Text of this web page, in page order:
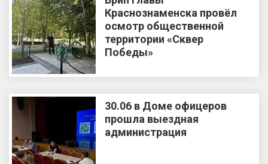
Краснознаменска провёл
осмотр общественной
территории «Сквер
Победы»
30.06 в Доме офицеров
прошла выездная
администрация